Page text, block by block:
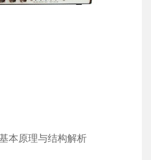
本原理与结构解析